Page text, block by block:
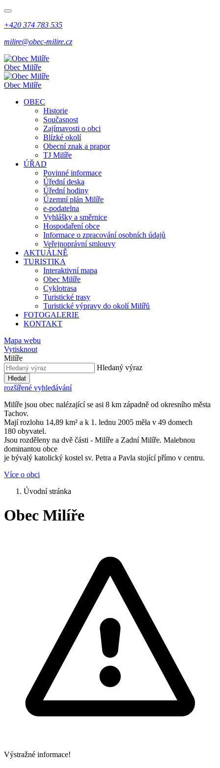
+420 374 783 535
milire@obec-milire.cz
Obec Milíře
Obec Milíře
OBEC
Historie
Současnost
Zajímavosti o obci
Blízké okolí
Obecní znak a prapor
TJ Milíře
ÚŘAD
Povinné informace
Úřední deska
Úřední hodiny
Územní plán Milíře
e-podatelna
Vyhlášky a směrnice
Hospodaření obce
Informace o zpracování osobních údajů
Veřejnoprávní smlouvy
AKTUÁLNĚ
TURISTIKA
Interaktivní mapa
Obec Milíře
Cyklotrasa
Turistické trasy
Turistické výpravy do okolí Milířů
FOTOGALERIE
KONTAKT
Mapa webu
Vytisknout
Milíře
Hledaný výraz
Hledat
rozšířené vyhledávání
Milíře jsou obec nalézající se asi 8 km západně od okresního města
Tachov.
Mají rozlohu 14,89 km² a k 1. lednu 2005 měla v 49 domech
180 obyvatel.
Jsou rozděleny na dvě části - Milíře a Zadní Milíře. Malebnou
dominantou obce
je bývalý katolický kostel sv. Petra a Pavla stojící přímo v centru.
Více o obci
Úvodní stránka
Obec Milíře
Výstražné informace!